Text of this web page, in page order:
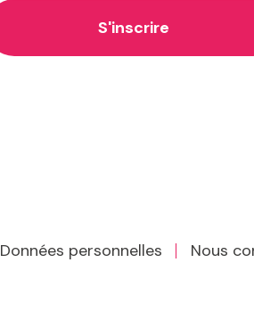
S'inscrire
Données personnelles Nous